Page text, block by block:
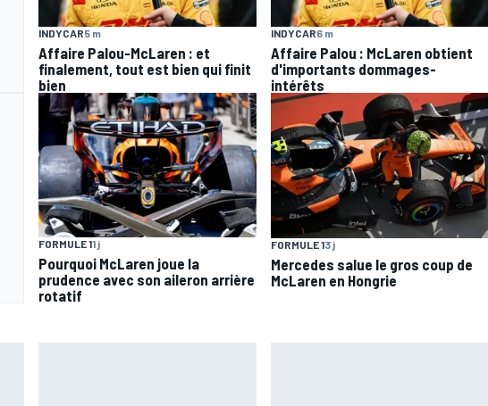
INDYCAR5 m
Affaire Palou-McLaren : et
finalement, tout est bien qui finit
bien
INDYCAR6 m
Affaire Palou : McLaren obtient
d'importants dommages-
intérêts
FORMULE 11 j
Pourquoi McLaren joue la
prudence avec son aileron arrière
rotatif
FORMULE 13 j
Mercedes salue le gros coup de
McLaren en Hongrie